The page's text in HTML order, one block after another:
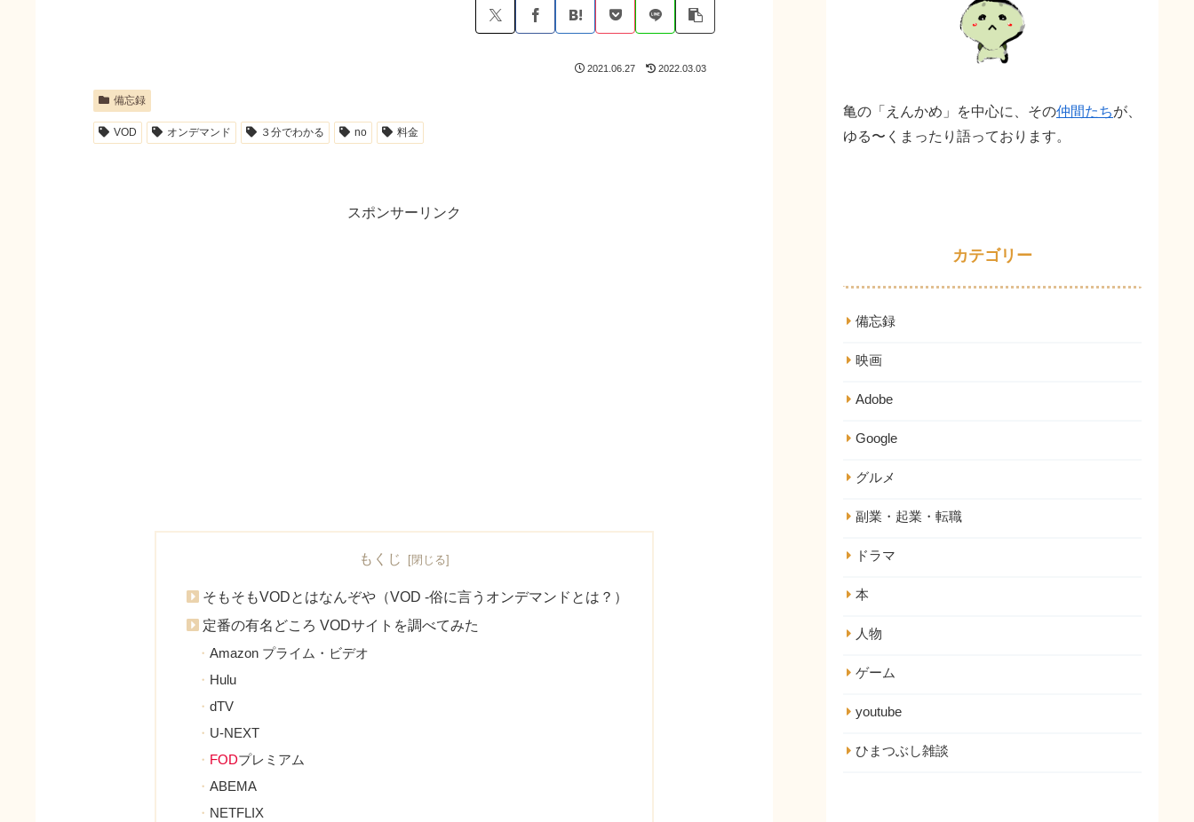
2021.06.27 2022.03.03
備忘録
VOD オンデマンド ３分でわかる no 料金
スポンサーリンク
もくじ
そもそもVODとはなんぞや（VOD -俗に言うオンデマンドとは？）
定番の有名どころ VODサイトを調べてみた
Amazon プライム・ビデオ
Hulu
dTV
U-NEXT
FODプレミアム
ABEMA
NETFLIX
亀の「えんかめ」を中心に、その仲間たちが、
ゆる〜くまったり語っております。
カテゴリー
備忘録
映画
Adobe
Google
グルメ
副業・起業・転職
ドラマ
本
人物
ゲーム
youtube
ひまつぶし雑談